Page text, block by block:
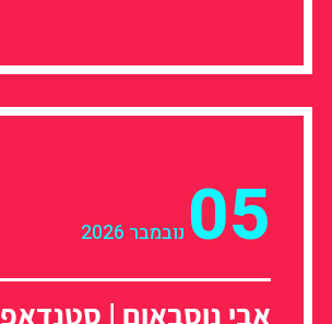
05 נובמבר 2026
אבי נוסבאום | סטנדאפ